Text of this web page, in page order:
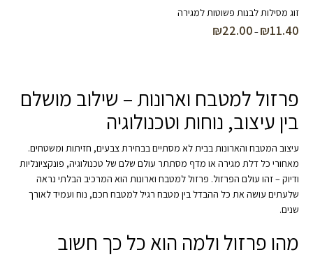
זוג מסילות לבנות פשוטות למגירה
₪11.40
–
₪22.00
פרזול למטבח וארונות – שילוב מושלם
בין עיצוב, נוחות וטכנולוגיה
עיצוב המטבח והארונות בבית לא מסתיים בבחירת צבעים, חזיתות ומשטחים.
מאחורי כל דלת מגירה או מדף מסתתר עולם שלם של טכנולוגיה, פונקציונליות
ודיוק – זהו עולם הפרזול. פרזול למטבח וארונות הוא המרכיב הבלתי נראה
שלעתים עושה את כל ההבדל בין מטבח רגיל למטבח חכם, נוח ועמיד לאורך
שנים.
מהו פרזול ולמה הוא כל כך חשוב